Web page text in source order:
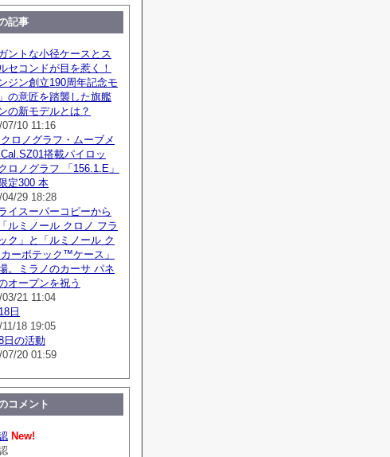
記事
ントな小径ケースとス
セコンドが目を惹く！
ンジン創立190周年記念モ
の意匠を踏襲した旗艦
の新モデルとは？
07/10 11:16
ロノグラフ・ムーブメ
搭載パイロッ
ロノグラフ 「156.1.E」
定300 本
04/29 18:28
イスーパーコピーから
ルミノール クロノ フラ
ク」と「ルミノール ク
ーボテック™ケース」
。ミラノのカーサ パネ
オープンを祝う
03/21 11:04
日
11/18 19:05
日の活動
07/20 01:59
コメント
New!